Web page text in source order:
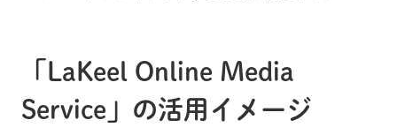
「LaKeel Online Media
Service」の活用イメージ